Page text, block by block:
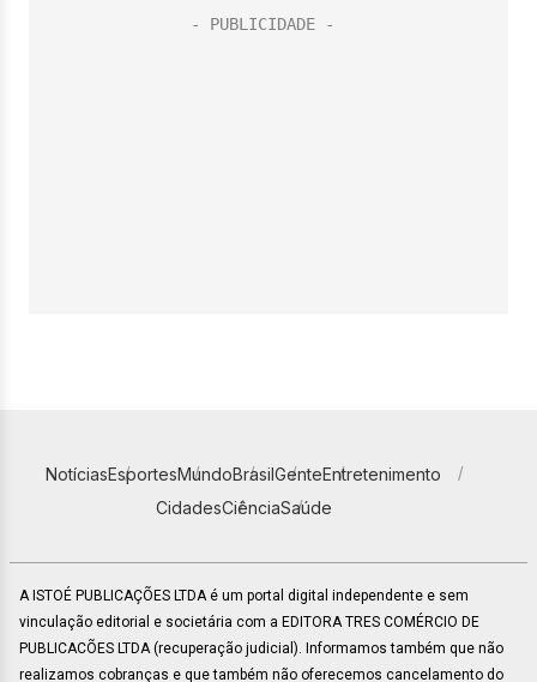
NotíciasEsportesMundoBrasilGenteEntretenimento
CidadesCiênciaSaúde
A ISTOÉ PUBLICAÇÕES LTDA é um portal digital independente e sem
vinculação editorial e societária com a EDITORA TRES COMÉRCIO DE
PUBLICACÕES LTDA (recuperação judicial). Informamos também que não
realizamos cobranças e que também não oferecemos cancelamento do